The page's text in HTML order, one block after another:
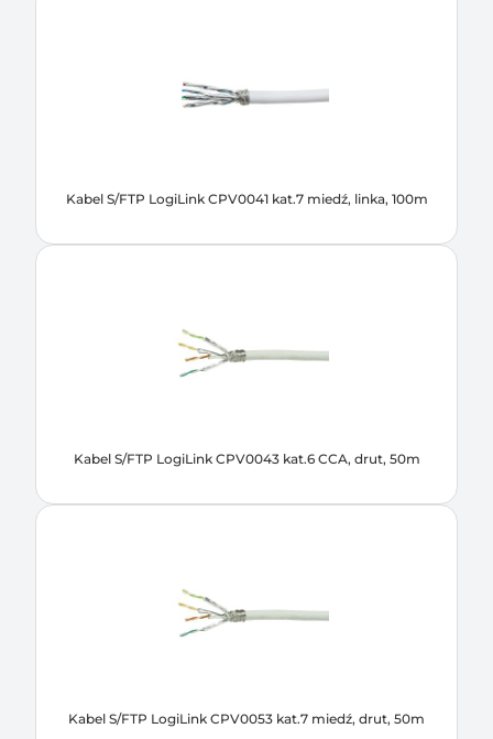
Kabel S/FTP LogiLink CPV0041 kat.7 miedź, linka, 100m
Kabel S/FTP LogiLink CPV0043 kat.6 CCA, drut, 50m
Kabel S/FTP LogiLink CPV0053 kat.7 miedź, drut, 50m